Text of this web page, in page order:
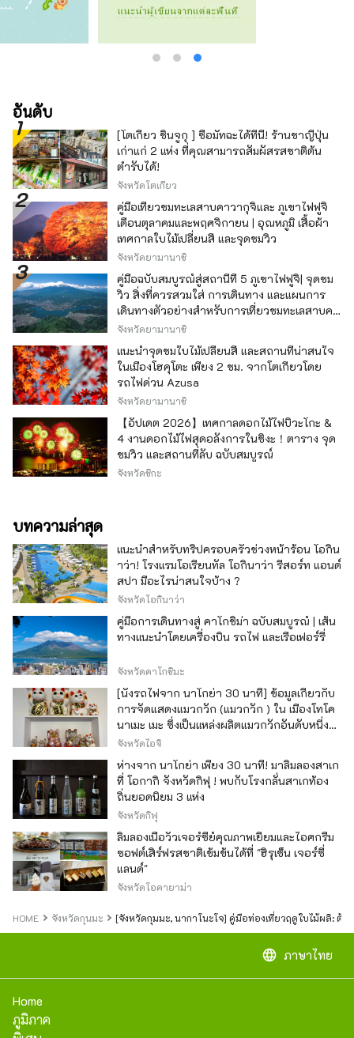
อันดับ
[โตเกียว ชินจูกุ ] ซื้อมัทฉะได้ที่นี่! ร้านชาญี่ปุ่น
เก่าแก่ 2 แห่ง ที่คุณสามารถสัมผัสรสชาติต้น
ตำรับได้!
จังหวัดโตเกียว
คู่มือเที่ยวชมทะเลสาบคาวากุจิและ ภูเขาไฟฟูจิ
เดือนตุลาคมและพฤศจิกายน | อุณหภูมิ เสื้อผ้า
เทศกาลใบไม้เปลี่ยนสี และจุดชมวิว
จังหวัดยามานาชิ
คู่มือฉบับสมบูรณ์สู่สถานีที่ 5 ภูเขาไฟฟูจิ| จุดชม
วิว สิ่งที่ควรสวมใส่ การเดินทาง และแผนการ
เดินทางตัวอย่างสำหรับการเที่ยวชมทะเลสาบคา
วากุจิ
จังหวัดยามานาชิ
แนะนำจุดชมใบไม้เปลี่ยนสี และสถานที่น่าสนใจ
ในเมืองโฮคุโตะ เพียง 2 ชม. จากโตเกียวโดย
รถไฟด่วน Azusa
จังหวัดยามานาชิ
【อัปเดต 2026】เทศกาลดอกไม้ไฟบิวะโกะ &
4 งานดอกไม้ไฟสุดอลังการในชิงะ！ตาราง จุด
ชมวิว และสถานที่ลับ ฉบับสมบูรณ์
จังหวัดชิกะ
บทความล่าสุด
แนะนำสำหรับทริปครอบครัวช่วงหน้าร้อน โอกิน
าว่า! โรงแรมโอเรียนทัล โอกินาว่า รีสอร์ท แอนด์
สปา มีอะไรน่าสนใจบ้าง ?
จังหวัดโอกินาว่า
คู่มือการเดินทางสู่ คาโกชิม่า ฉบับสมบูรณ์ | เส้น
ทางแนะนำโดยเครื่องบิน รถไฟ และเรือเฟอร์รี่
จังหวัดคาโกชิมะ
[นั่งรถไฟจาก นาโกย่า 30 นาที] ข้อมูลเกี่ยวกับ
การจัดแสดงแมวกวัก (แมวกวัก ) ใน เมืองโทโค
นาเมะ เมะ ซึ่งเป็นแหล่งผลิตแมวกวักอันดับหนึ่ง
ของญี่ปุ่น
จังหวัดไอจิ
ห่างจาก นาโกย่า เพียง 30 นาที! มาลิ้มลองสาเก
ที่ โอกากิ จังหวัดกิฟุ ! พบกับโรงกลั่นสาเกท้อง
ถิ่นยอดนิยม 3 แห่ง
จังหวัดกิฟุ
ลิ้มลองเนื้อวัวเจอร์ซีย์คุณภาพเยี่ยมและไอศกรีม
ซอฟต์เสิร์ฟรสชาติเข้มข้นได้ที่ "ฮิรุเซ็น เจอร์ซี่
แลนด์"
จังหวัดโอคายาม่า
HOME จังหวัดกุนมะ [จังหวัดกุมมะ, นากาโนะโจ] คู่มือท่องเที่ยวฤดูใบไม้ผลิ: ต้
language ภาษาไทย
Home
ภูมิภาค